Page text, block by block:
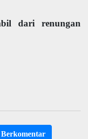
dari renungan